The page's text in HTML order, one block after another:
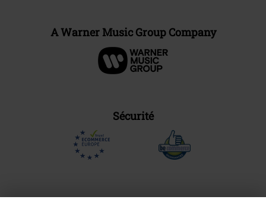
A Warner Music Group Company
Sécurité